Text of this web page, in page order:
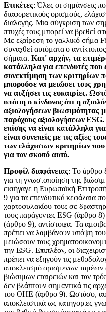
Ετικέτες: Όλες οι σημάνσεις
διαφορετικούς ορισμούς,
διαλογής. Μια σύγκριση των
πτυχές τους μπορεί να βρεθεί
Με εξαίρεση το γαλλικό σήμα
συναχθεί αυτόματα ο
σήματα. Κατ' αρχήν, τα
κατάλληλα για επενδυτές που
συνεκτίμηση των κριτηρίων
μπορούσε να μειώσει τους
να αυξήσει τις ευκαιρίες.
υπόψη ο κίνδυνος ότι η
αξιολογήσεων βιωσιμότητας
παρόχους αξιολογήσεων
επίσης να είναι κατάλληλα
είναι συνεπείς με τις αξίες
των ελάχιστων κριτηρίων
για τον σκοπό αυτό.
Προφίλ διαφάνειας: Το άρθρο
για τη γνωστοποίηση της
εισήγαγε η Ευρωπαϊκή
9 για τα επενδυτικά κεφάλαια
χαρτοφυλακίου τους σε
τους παράγοντες ESG (άρθρο
(άρθρο 9), αντίστοιχα. Τα
πρέπει να λαμβάνουν υπόψη
μειώσουν τους
την ESG. Επιπλέον, οι
πρέπει να εξηγούν τις
αποκλεισμό ορισμένων
βιώσιμων εταιρειών και τον
δεν βλάπτουν σημαντικά τις
του ΟΗΕ (άρθρο 9). Ωστόσο,
αποκλειστικά ως κατηγορίες